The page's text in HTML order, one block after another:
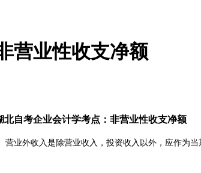
营业性收支净额
北自考企业会计学考点：非营业性收支净额
业外收入是除营业收入，投资收入以外，应作为